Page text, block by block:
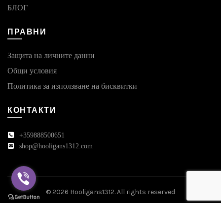
БЛОГ
ПРАВНИ
Защита на личните данни
Общи условия
Политика за използване на бисквитки
КОНТАКТИ
+359888500651
shop@hooligans1312.com
© 2026 Hooligans1312. All rights reserved